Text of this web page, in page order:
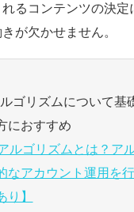
るコンテンツの決定
が欠かせません。
ゴリズムについて基
におすすめ
ルゴリズムとは？ア
なアカウント運用を
り】